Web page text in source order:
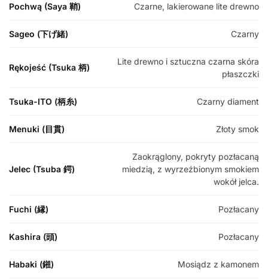
Pochwą (Saya 鞘) Czarne, lakierowane lite drewno
Sageo (下げ緒) Czarny
Rękojeść (Tsuka 柄)
Lite drewno i sztuczna czarna skóra
płaszczki
Tsuka-ITO (柄糸) Czarny diament
Menuki (目貫) Złoty smok
Jelec (Tsuba 鍔)
Zaokrąglony, pokryty pozłacaną
miedzią, z wyrzeźbionym smokiem
wokół jelca.
Fuchi (縁) Pozłacany
Kashira (頭) Pozłacany
Habaki (鎺) Mosiądz z kamonem